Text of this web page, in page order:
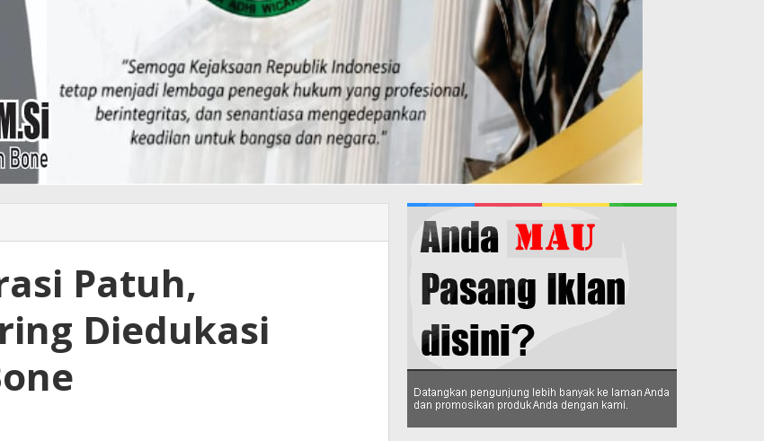
Patuh,
Diedukasi